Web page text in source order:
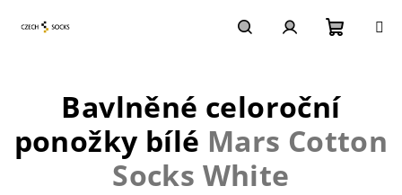
košík
Bavlněné celoroční
ponožky bílé Mars Cotton
Socks White